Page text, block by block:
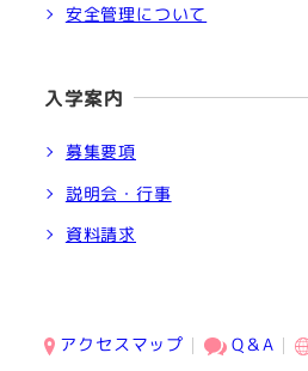
安全管理について
入学案内
募集要項
説明会・行事
資料請求
アクセスマップ Q＆A